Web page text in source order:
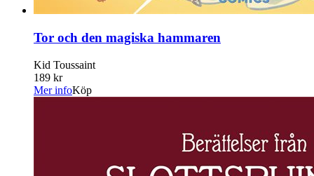
Tor och den magiska hammaren
Kid Toussaint
189 kr
Mer infoKöp